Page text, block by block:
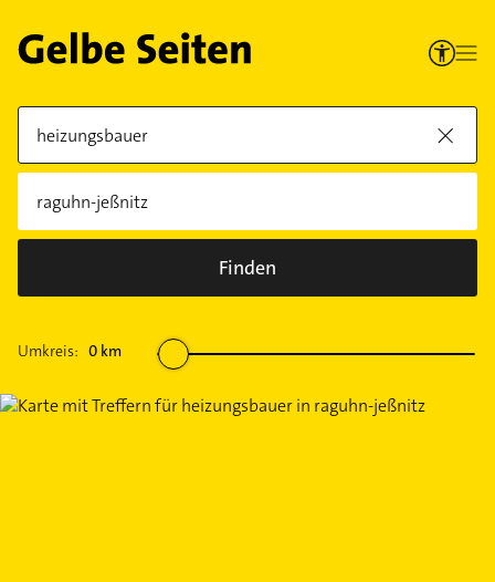
Finden
Umkreis: 0 km